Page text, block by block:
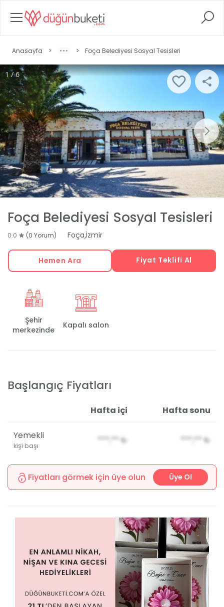
Anasayfa > > Foça Belediyesi Sosyal Tesisleri
1 / 6
Foça Belediyesi Sosyal Tesisleri
0.0 (0 Yorum) Foça,İzmir
Hemen Ara Fiyat Teklifi Al
Şehir
merkezinde
Kapalı salon
Başlangıç Fiyatları
Hafta içi Hafta sonu
Yemekli
kişi başı
***,** ₺ ***,** ₺
Fiyatları görmek için üye olun Üye Ol